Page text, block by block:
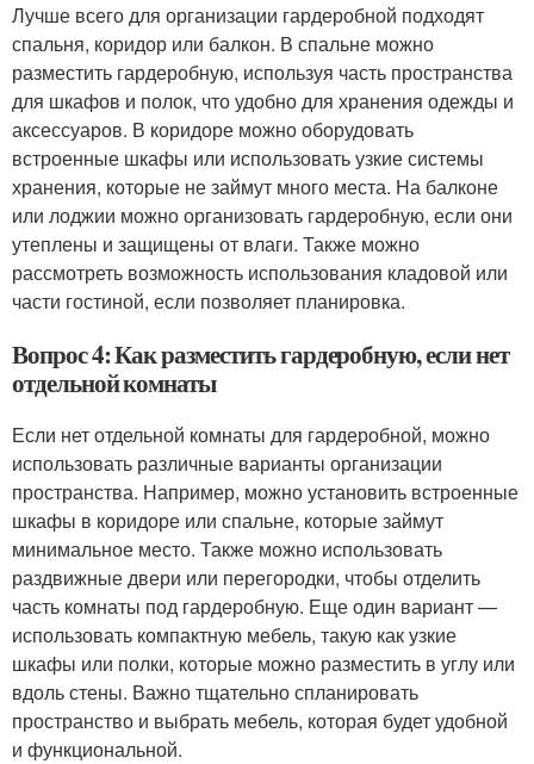
Лучше всего для организации гардеробной подходят
спальня, коридор или балкон. В спальне можно
разместить гардеробную, используя часть пространства
для шкафов и полок, что удобно для хранения одежды и
аксессуаров. В коридоре можно оборудовать
встроенные шкафы или использовать узкие системы
хранения, которые не займут много места. На балконе
или лоджии можно организовать гардеробную, если они
утеплены и защищены от влаги. Также можно
рассмотреть возможность использования кладовой или
части гостиной, если позволяет планировка.
Вопрос 4: Как разместить гардеробную, если нет
отдельной комнаты
Если нет отдельной комнаты для гардеробной, можно
использовать различные варианты организации
пространства. Например, можно установить встроенные
шкафы в коридоре или спальне, которые займут
минимальное место. Также можно использовать
раздвижные двери или перегородки, чтобы отделить
часть комнаты под гардеробную. Еще один вариант —
использовать компактную мебель, такую как узкие
шкафы или полки, которые можно разместить в углу или
вдоль стены. Важно тщательно спланировать
пространство и выбрать мебель, которая будет удобной
и функциональной.